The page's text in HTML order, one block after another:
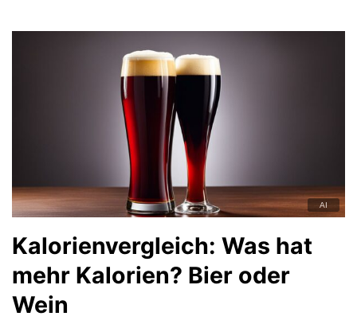
Kalorienvergleich: Was hat
mehr Kalorien? Bier oder
Wein